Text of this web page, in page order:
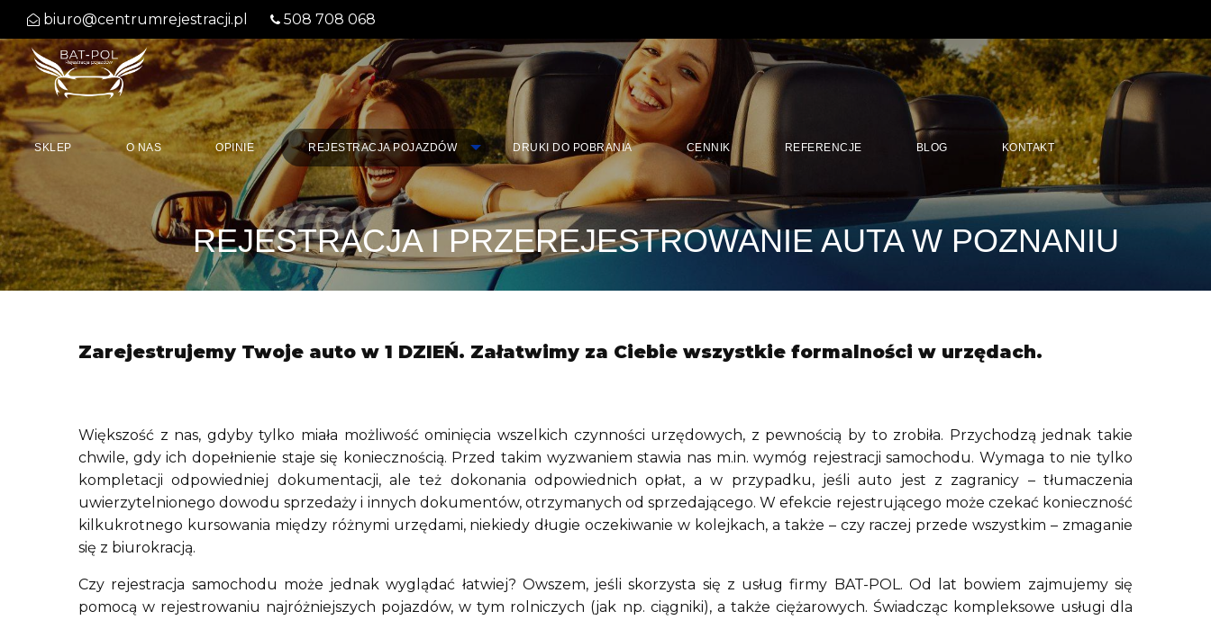
biuro@centrumrejestracji.pl 508 708 068
SKLEP O NAS OPINIE REJESTRACJA POJAZDÓW DRUKI DO POBRANIA CENNIK REFERENCJE BLOG KONTAKT
REJESTRACJA I PRZEREJESTROWANIE AUTA W POZNANIU
Zarejestrujemy Twoje auto w 1 DZIEŃ. Załatwimy za Ciebie wszystkie formalności w urzędach.
Większość z nas, gdyby tylko miała możliwość ominięcia wszelkich czynności urzędowych, z pewnością by to zrobiła. Przychodzą jednak takie
chwile, gdy ich dopełnienie staje się koniecznością. Przed takim wyzwaniem stawia nas m.in. wymóg rejestracji samochodu. Wymaga to nie tylko
kompletacji odpowiedniej dokumentacji, ale też dokonania odpowiednich opłat, a w przypadku, jeśli auto jest z zagranicy – tłumaczenia
uwierzytelnionego dowodu sprzedaży i innych dokumentów, otrzymanych od sprzedającego. W efekcie rejestrującego może czekać konieczność
kilkukrotnego kursowania między różnymi urzędami, niekiedy długie oczekiwanie w kolejkach, a także – czy raczej przede wszystkim – zmaganie
się z biurokracją.
Czy rejestracja samochodu może jednak wyglądać łatwiej? Owszem, jeśli skorzysta się z usług firmy BAT-POL. Od lat bowiem zajmujemy się
pomocą w rejestrowaniu najróżniejszych pojazdów, w tym rolniczych (jak np. ciągniki), a także ciężarowych. Świadcząc kompleksowe usługi dla